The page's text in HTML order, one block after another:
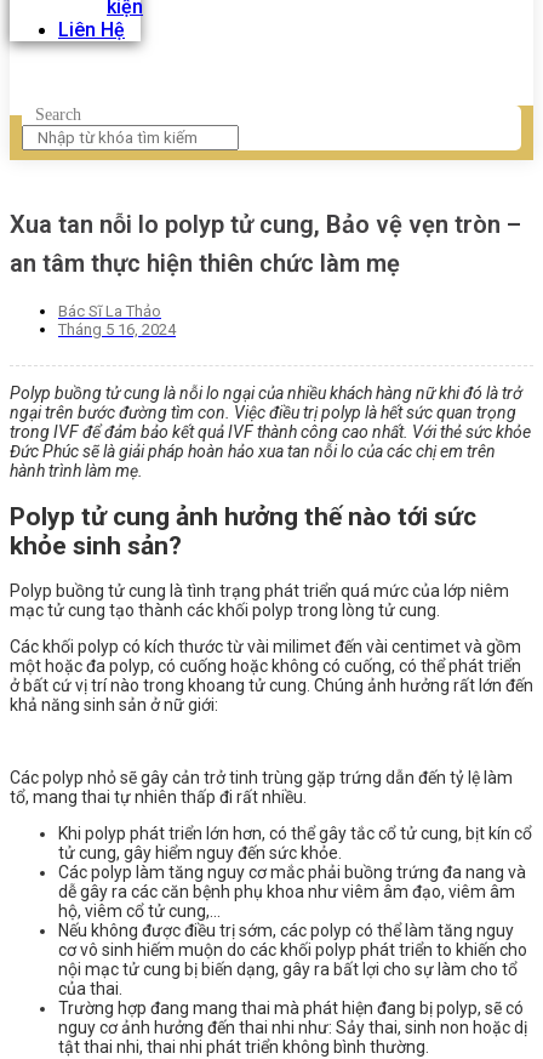
kiện
Liên Hệ
Search
Xua tan nỗi lo polyp tử cung, Bảo vệ vẹn tròn –
an tâm thực hiện thiên chức làm mẹ
Bác Sĩ La Thảo
Tháng 5 16, 2024
Polyp buồng tử cung là nỗi lo ngại của nhiều khách hàng nữ khi đó là trở
ngại trên bước đường tìm con. Việc điều trị polyp là hết sức quan trọng
trong IVF để đảm bảo kết quả IVF thành công cao nhất. Với thẻ sức khỏe
Đức Phúc sẽ là giải pháp hoàn hảo xua tan nỗi lo của các chị em trên
hành trình làm mẹ.
Polyp tử cung ảnh hưởng thế nào tới sức
khỏe sinh sản?
Polyp buồng tử cung là tình trạng phát triển quá mức của lớp niêm
mạc tử cung tạo thành các khối polyp trong lòng tử cung.
Các khối polyp có kích thước từ vài milimet đến vài centimet và gồm
một hoặc đa polyp, có cuống hoặc không có cuống, có thể phát triển
ở bất cứ vị trí nào trong khoang tử cung. Chúng ảnh hưởng rất lớn đến
khả năng sinh sản ở nữ giới:
Các polyp nhỏ sẽ gây cản trở tinh trùng gặp trứng dẫn đến tỷ lệ làm
tổ, mang thai tự nhiên thấp đi rất nhiều.
Khi polyp phát triển lớn hơn, có thể gây tắc cổ tử cung, bịt kín cổ
tử cung, gây hiểm nguy đến sức khỏe.
Các polyp làm tăng nguy cơ mắc phải buồng trứng đa nang và
dễ gây ra các căn bệnh phụ khoa như viêm âm đạo, viêm âm
hộ, viêm cổ tử cung,…
Nếu không được điều trị sớm, các polyp có thể làm tăng nguy
cơ vô sinh hiếm muộn do các khối polyp phát triển to khiến cho
nội mạc tử cung bị biến dạng, gây ra bất lợi cho sự làm cho tổ
của thai.
Trường hợp đang mang thai mà phát hiện đang bị polyp, sẽ có
nguy cơ ảnh hưởng đến thai nhi như: Sảy thai, sinh non hoặc dị
tật thai nhi, thai nhi phát triển không bình thường.